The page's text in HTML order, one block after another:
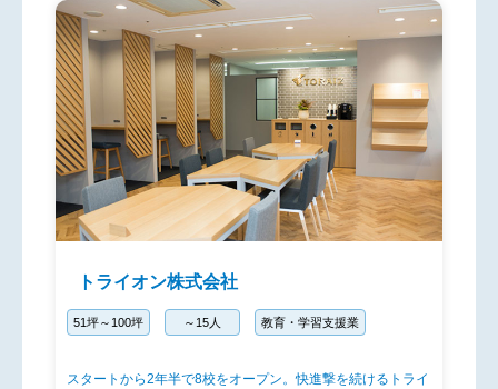
トライオン株式会社
51坪～100坪 ～15人 教育・学習支援業
スタートから2年半で8校をオープン。快進撃を続けるトライ